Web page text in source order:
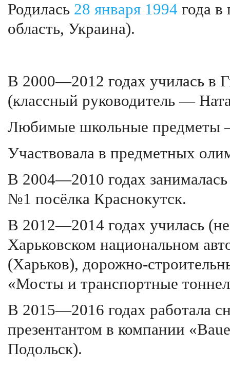
Родилась 28 января 1994 года в
область, Украина).
В 2000—2012 годах училась в
(классный руководитель —
Любимые школьные
Участвовала в предметных
В 2004—2010 годах
№1 посёлка Краснокутск.
В 2012—2014 годах училась
Харьковском национальном
(Харьков), дорожно-
«Мосты и транспортные
В 2015—2016 годах работала
презентантом в компании
Подольск).